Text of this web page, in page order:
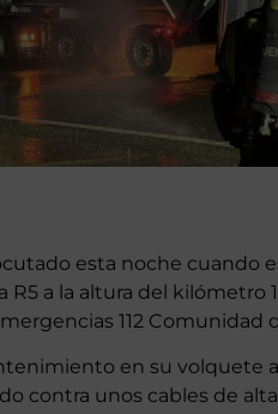
esta noche cuando
a la altura del kilómetro
112 Comunidad
en su volquete
contra unos cables de